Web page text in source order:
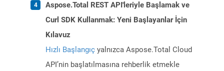
Aspose.Total REST API'leriyle Başlamak ve
Curl SDK Kullanmak: Yeni Başlayanlar İçin
Kılavuz
Hızlı Başlangıç yalnızca Aspose.Total Cloud
API’nin başlatılmasına rehberlik etmekle